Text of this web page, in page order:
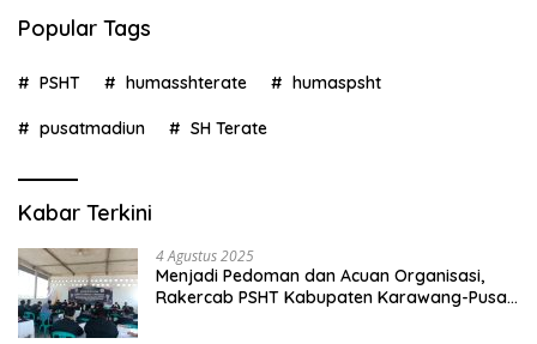
Popular Tags
PSHT humasshterate humaspsht
pusatmadiun SH Terate
Kabar Terkini
4 Agustus 2025
Menjadi Pedoman dan Acuan Organisasi,
Rakercab PSHT Kabupaten Karawang-Pusat